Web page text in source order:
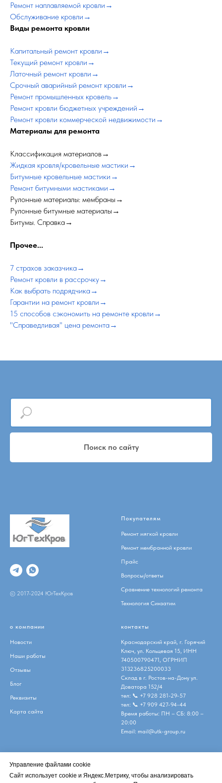
Ремонт наплавляемой кровли→
Обслуживание кровли→
Виды ремонта кровли
Капитальный ремонт кровли→
Текущий ремонт кровли→
Латочный ремонт кровли→
Срочный аварийный ремонт кровли→
Ремонт промышленных кровель→
Ремонт кровли бюджетных учреждений→
Ремонт кровли коммерческой недвижимости→
Материалы для ремонта
Классификация материалов→
Жидкая кровля/кровельные мастики→
Битумные кровельные мастики→
Ремонт битумными мастиками→
Рулонные материалы: мембраны→
Рулонные битумные материалы→
Битумы. Справка→
Прочее...
7 страхов заказчика→
Ремонт кровли в рассрочку→
Как выбрать подрядчика→
Гарантии на ремонт кровли→
15 способов сэкономить на ремонте кровли→
"Справедливая" цена ремонта→
Поиск по сайту
© 2017-2024 ЮгТехКров
Покупателям
Ремонт мягкой кровли
Ремонт мембранной кровли
Прайс
Вопросы/ответы
Сравнение технологий ремонта
Технология Синзатим
о компании
Новости
Наши работы
Отзывы
Блог
Реквизиты
Карта сайта
контакты
Краснодарский край, г. Горячий
Ключ, ул. Кольцевая 15, ИНН
740500790471, ОГРНИП
313236825200033
Склад в г. Ростов-на-Дону ул.
Доватора 152/4
тел: 📞 +7 928 281-29-57
тел: 📞 +7 909 427-94-44
Время работы: ПН – СБ: 8:00 –
20:00
Email: mail@utk-group.ru
Управление файлами cookie
Сайт использует cookie и Яндекс.Метрику, чтобы анализировать